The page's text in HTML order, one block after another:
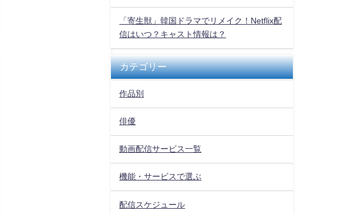
「寄生獣」韓国ドラマでリメイク！Netflix配
信はいつ？キャスト情報は？
カテゴリー
作品別
俳優
動画配信サービス一覧
機能・サービスで選ぶ
配信スケジュール